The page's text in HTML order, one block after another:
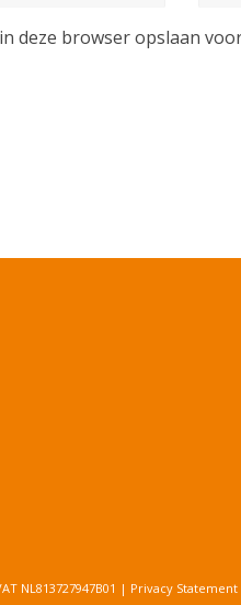
deze browser opslaan
NL813727947B01 | Privacy Statement